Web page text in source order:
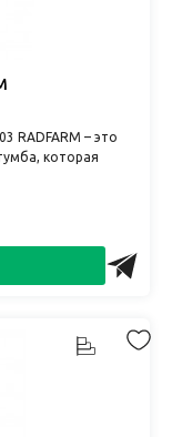
RADFARM – это
которая